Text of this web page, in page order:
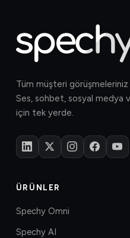
Tüm müşteri
Ses, sohbet, sosyal medya
için tek yerde.
ÜRÜNLER
Spechy Omni
Spechy AI